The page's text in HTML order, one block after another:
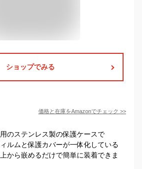
ショップでみる
価格と在庫をAmazonでチェック >>
のステンレス製の保護ケースで
と保護カバーが一体化している
から嵌めるだけで簡単に装着できま